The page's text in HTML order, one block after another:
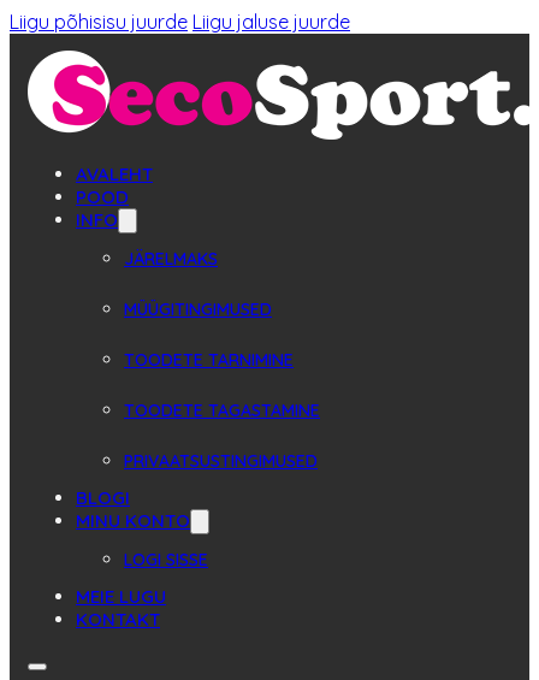
Liigu põhisisu juurde Liigu jaluse juurde
AVALEHT
POOD
INFO
JÄRELMAKS
MÜÜGITINGIMUSED
TOODETE TARNIMINE
TOODETE TAGASTAMINE
PRIVAATSUSTINGIMUSED
BLOGI
MINU KONTO
LOGI SISSE
MEIE LUGU
KONTAKT